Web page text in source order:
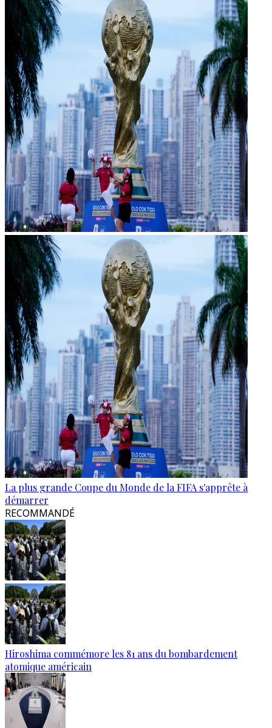
La plus grande Coupe du Monde de la FIFA s'apprête à
démarrer
RECOMMANDÉ
Hiroshima commémore les 81 ans du bombardement
atomique américain